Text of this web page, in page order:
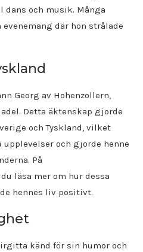
och musik. Många
där hon strålade
Georg av Hohenzollern,
Detta äktenskap gjorde
och Tyskland, vilket
och gjorde henne
På
läsa mer om hur dessa
hennes liv positivt.
känd för sin humor och